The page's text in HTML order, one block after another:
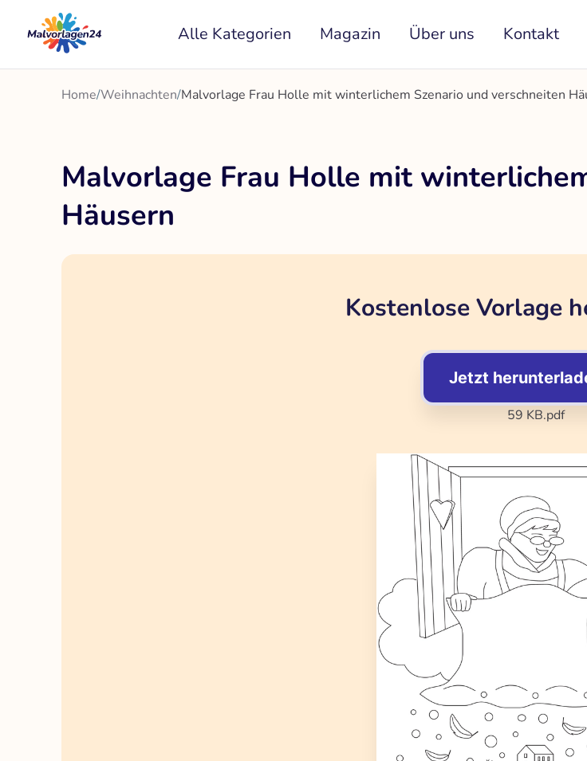
Inhalt
springen
Alle Kategorien Magazin Über uns Kontakt
Home/Weihnachten/Malvorlage Frau Holle mit winterlichem Szenario und verschneiten
Malvorlage Frau Holle mit
Häusern
Kostenlose Vorlage
Jetzt
59 KB.pdf